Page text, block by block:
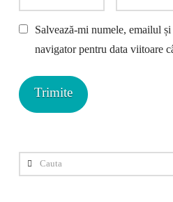
Salvează-mi numele, emailul
navigator pentru data viitoare
Cauta